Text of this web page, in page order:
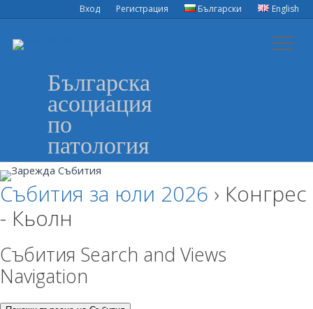
Вход Регистрация Български English
Българска
асоциация
по
патология
Събития за юли 2026 › Конгрес
- Кьолн
Събития Search and Views
Navigation